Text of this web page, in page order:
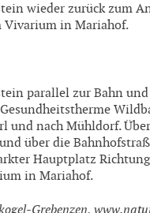
wieder zurück zum
Vivarium in Mariahof.
parallel zur Bahn
und nach Mühldorf.
über die
Hauptplatz
in Mariahof.